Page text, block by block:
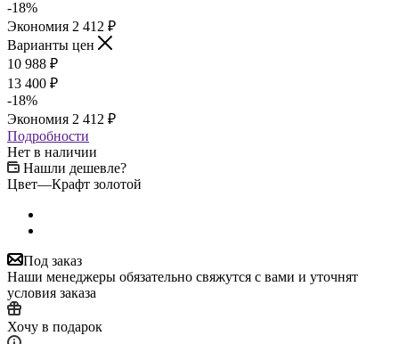
-18%
Экономия 2 412 ₽
Варианты цен
10 988 ₽
13 400 ₽
-18%
Экономия 2 412 ₽
Подробности
Нет в наличии
Нашли дешевле?
Цвет—Крафт золотой
Под заказ
Наши менеджеры обязательно свяжутся с вами и уточнят
условия заказа
Хочу в подарок